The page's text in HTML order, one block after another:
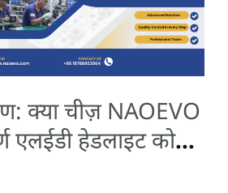
क्या चीज़ NAOEVO
एलईडी हेडलाइट को